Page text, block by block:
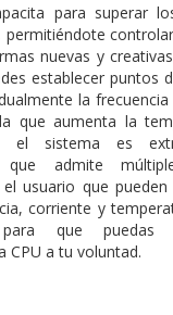
para superar
permitiéndote
nuevas y
establecer puntos
la
que aumenta la
el sistema es
admite
usuario que pueden
corriente y
para que puedas
CPU a tu voluntad.